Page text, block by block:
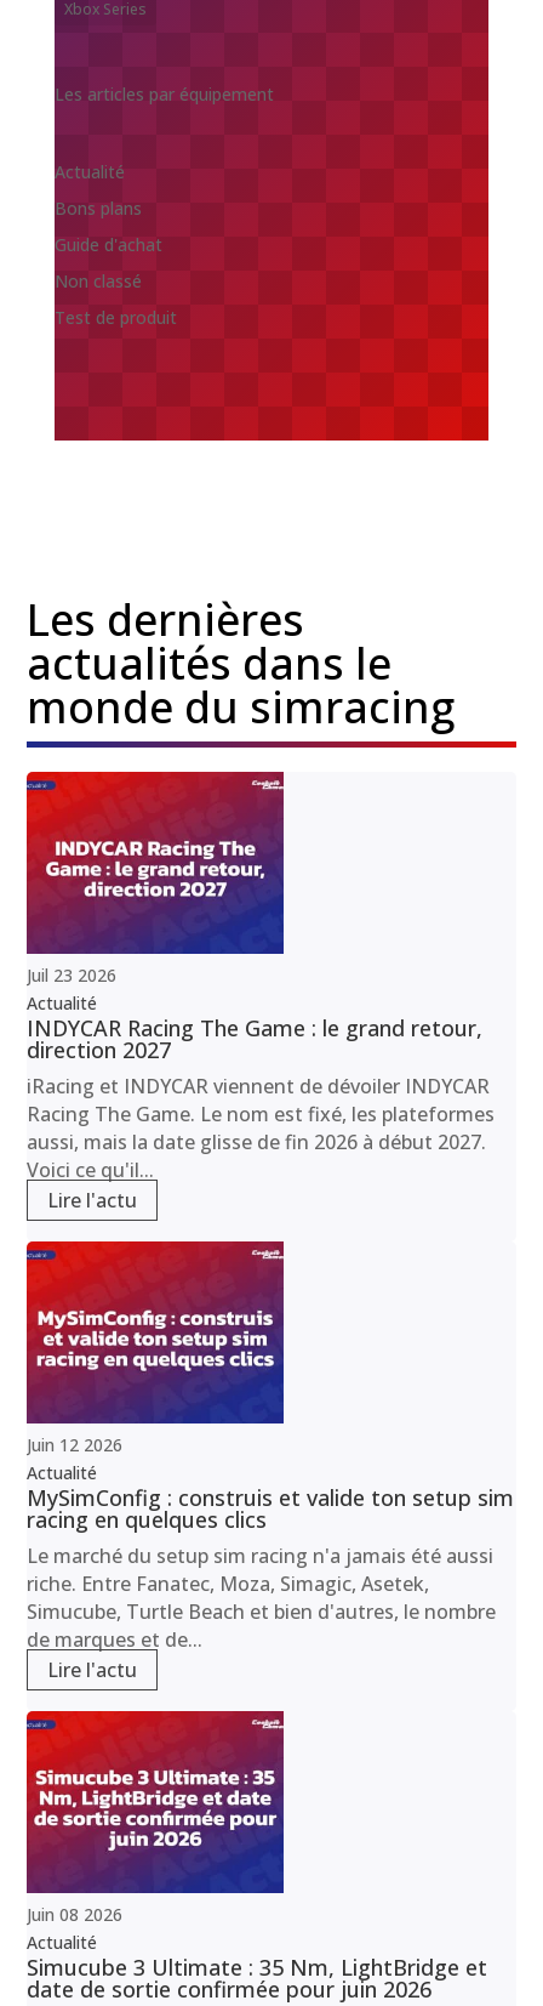
Xbox Series
Les articles par équipement
Actualité
Bons plans
Guide d'achat
Non classé
Test de produit
Les dernières
actualités dans le
monde du simracing
Juil 23 2026
Actualité
INDYCAR Racing The Game : le grand retour,
direction 2027
iRacing et INDYCAR viennent de dévoiler INDYCAR
Racing The Game. Le nom est fixé, les plateformes
aussi, mais la date glisse de fin 2026 à début 2027.
Voici ce qu'il...
Lire l'actu
Juin 12 2026
Actualité
MySimConfig : construis et valide ton setup sim
racing en quelques clics
Le marché du setup sim racing n'a jamais été aussi
riche. Entre Fanatec, Moza, Simagic, Asetek,
Simucube, Turtle Beach et bien d'autres, le nombre
de marques et de...
Lire l'actu
Juin 08 2026
Actualité
Simucube 3 Ultimate : 35 Nm, LightBridge et
date de sortie confirmée pour juin 2026